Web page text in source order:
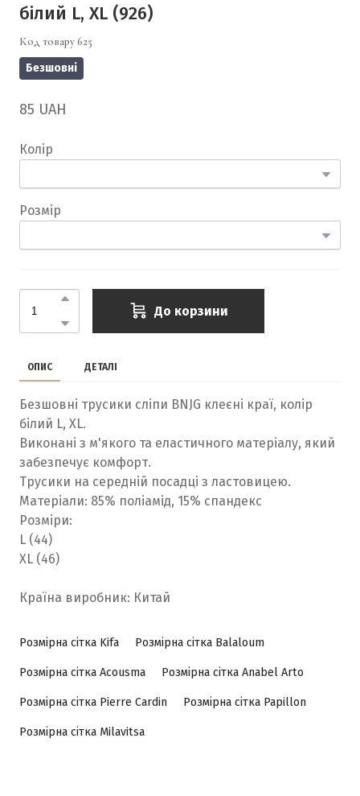
білий L, XL (926)
Код товару 625
Безшовні
85 UAH
Колір
Розмір
До корзини
ОПИС ДЕТАЛІ
Безшовні трусики сліпи BNJG клеєні краї, колір
білий L, XL.
Виконані з м'якого та еластичного матеріалу, який
забезпечує комфорт.
Трусики на середній посадці з ластовицею.
Матеріали: 85% поліамід, 15% спандекс
Розміри:
L (44)
XL (46)
Країна виробник: Китай
Розмірна сітка Kifa Розмірна сітка Balaloum
Розмірна сітка Acousma Розмірна сітка Anabel Arto
Розмірна сітка Pierre Cardin Розмірна сітка Papillon
Розмірна сітка Milavitsa